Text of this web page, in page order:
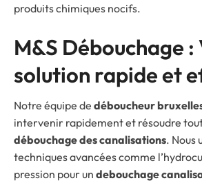
produits chimiques nocifs.
M&S Débouchage
solution rapide et
Notre équipe de déboucheur
intervenir rapidement et résoudre
débouchage des canalisations. Nous
techniques avancées comme
pression pour un debouchage